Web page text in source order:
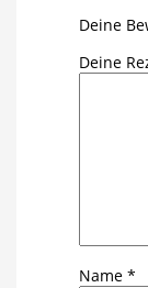
Deine
Deine
Name *